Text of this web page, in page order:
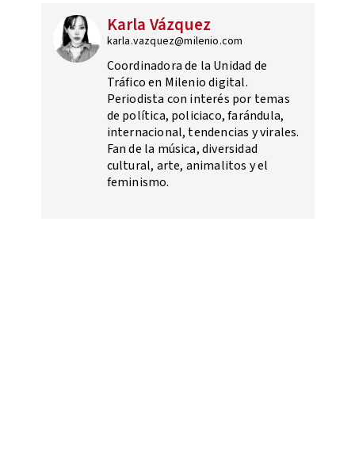
Karla Vázquez
karla.vazquez@milenio.com
Coordinadora de la Unidad de
Tráfico en Milenio digital.
Periodista con interés por temas
de política, policiaco, farándula,
internacional, tendencias y virales.
Fan de la música, diversidad
cultural, arte, animalitos y el
feminismo.